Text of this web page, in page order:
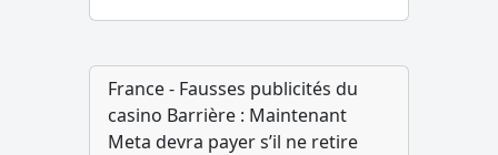
France - Fausses publicités du
casino Barrière : Maintenant
Meta devra payer s’il ne retire